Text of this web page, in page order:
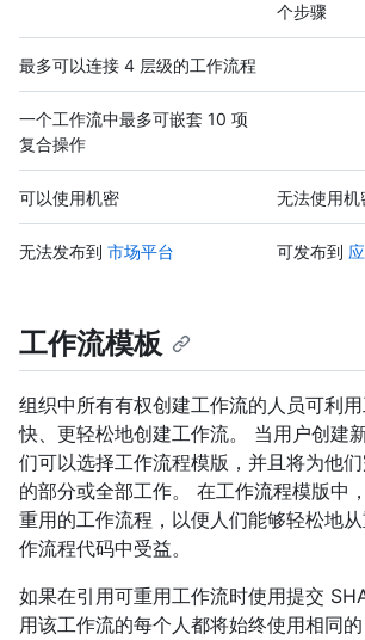
个步骤
最多可以连接 4 层级的工作流程
一个工作流中最多可嵌套 10 项
复合操作
可以使用机密 无法使用机
无法发布到 市场平台 可发布到
工作流模板
组织中所有有权创建工作流的人员可利
快、更轻松地创建工作流。 当用户创建
们可以选择工作流程模版，并且将为他
的部分或全部工作。 在工作流程模版中
重用的工作流程，以便人们能够轻松地
作流程代码中受益。
如果在引用可重用工作流时使用提交
用该工作流的每个人都将始终使用相同